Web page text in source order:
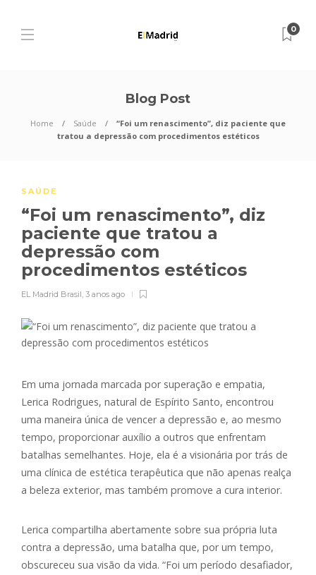
0
Blog Post
Home Saúde
“Foi um renascimento”, diz paciente que
tratou a depressão com procedimentos estéticos
SAÚDE
“Foi um renascimento”, diz
paciente que tratou a
depressão com
procedimentos estéticos
EL Madrid Brasil, 3 anos ago
Em uma jornada marcada por superação e empatia,
Lerica Rodrigues, natural de Espírito Santo, encontrou
uma maneira única de vencer a depressão e, ao mesmo
tempo, proporcionar auxílio a outros que enfrentam
batalhas semelhantes. Hoje, ela é a visionária por trás de
uma clínica de estética terapêutica que não apenas realça
a beleza exterior, mas também promove a cura interior.
Lerica compartilha abertamente sobre sua própria luta
contra a depressão, uma batalha que, por um tempo,
obscureceu sua visão da vida. “Foi um período desafiador,